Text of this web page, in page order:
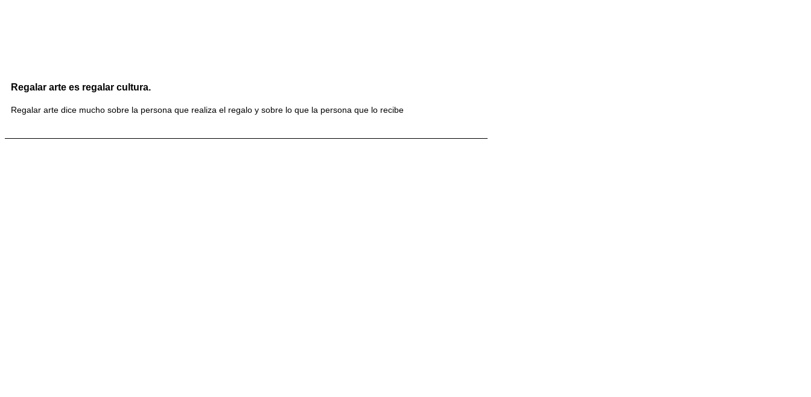
Regalar arte es regalar cultura.
Regalar arte dice mucho sobre la persona que realiza el regalo y sobre lo que la persona que lo recibe